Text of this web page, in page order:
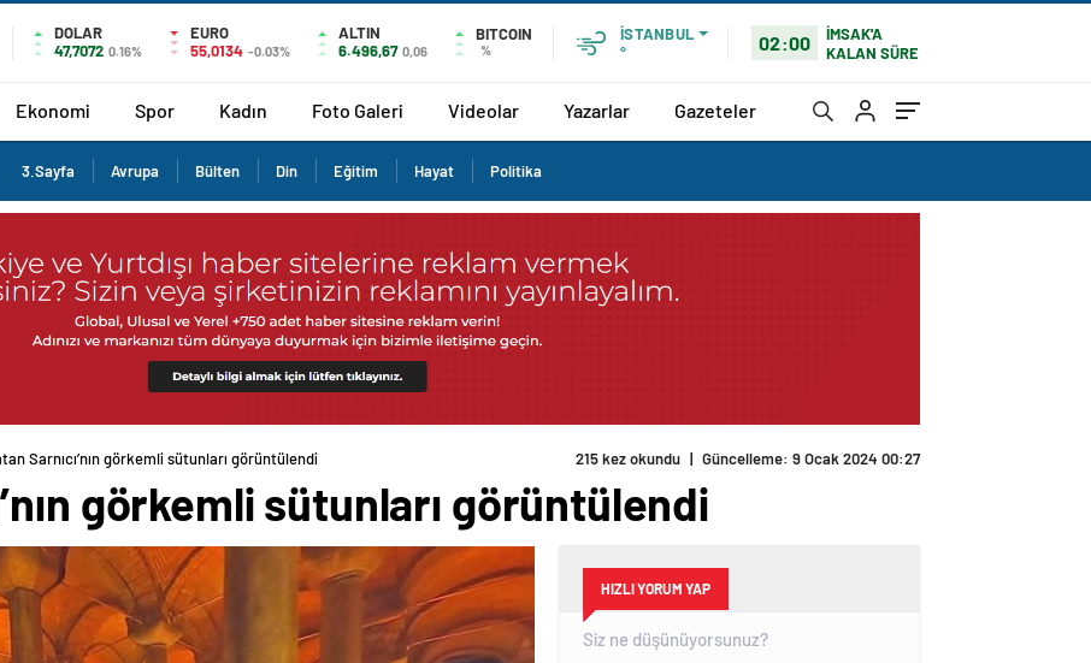
DOLAR
47,7072 0.16%
EURO
55,0134 -0.03%
ALTIN
6.496,67 0,06
BITCOIN
%
İSTANBUL
°
02:00
İMSAK'A
KALAN SÜRE
Ekonomi Spor Kadın Foto Galeri Videolar Yazarlar Gazeteler
3.Sayfa Avrupa Bülten Din Eğitim Hayat Politika
Sarnıcı’nın görkemli sütunları görüntülendi 215 kez okundu | Güncelleme: 9 Ocak 2024 00:27
görkemli sütunları görüntülendi
HIZLI YORUM YAP